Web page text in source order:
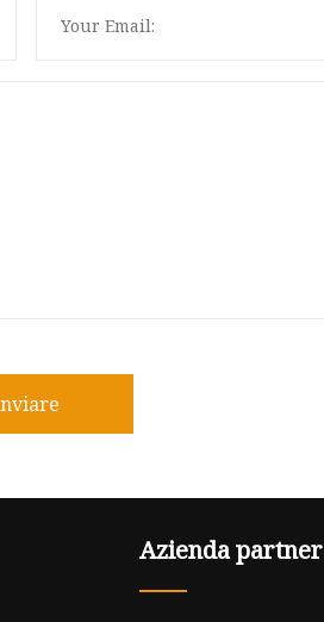
Azienda partner